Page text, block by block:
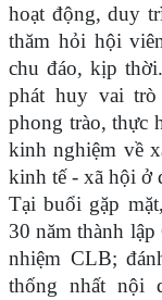
hoạt động, duy
thăm hỏi hội
chu đáo, kịp
phát huy vai trò
phong trào, thực
kinh nghiệm về
kinh tế - xã hội ở
Tại buổi gặp
30 năm thành
nhiệm CLB;
thống nhất nội